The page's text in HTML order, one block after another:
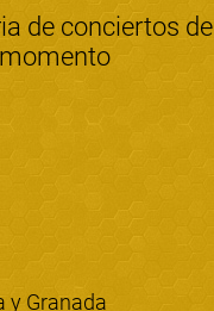
de conciertos de
y Granada